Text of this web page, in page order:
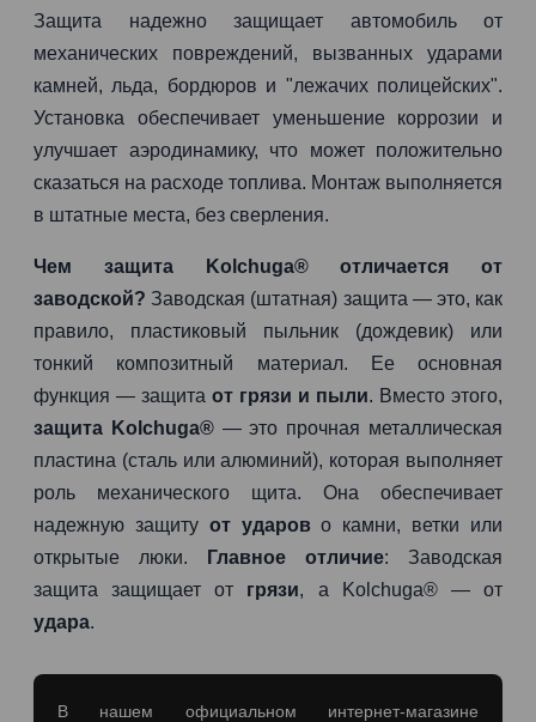
Защита надежно защищает автомобиль от
механических повреждений, вызванных ударами
камней, льда, бордюров и "лежачих полицейских".
Установка обеспечивает уменьшение коррозии и
улучшает аэродинамику, что может положительно
сказаться на расходе топлива. Монтаж выполняется
в штатные места, без сверления.
Чем защита Kolchuga® отличается от
заводской? Заводская (штатная) защита — это, как
правило, пластиковый пыльник (дождевик) или
тонкий композитный материал. Ее основная
функция — защита от грязи и пыли. Вместо этого,
защита Kolchuga®— это прочная металлическая
пластина (сталь или алюминий), которая выполняет
роль механического щита. Она обеспечивает
надежную защиту от ударов о камни, ветки или
открытые люки.
Главное отличие: Заводская
защита защищает от грязи, а Kolchuga® — от
удара.
В нашем официальном интернет-магазине